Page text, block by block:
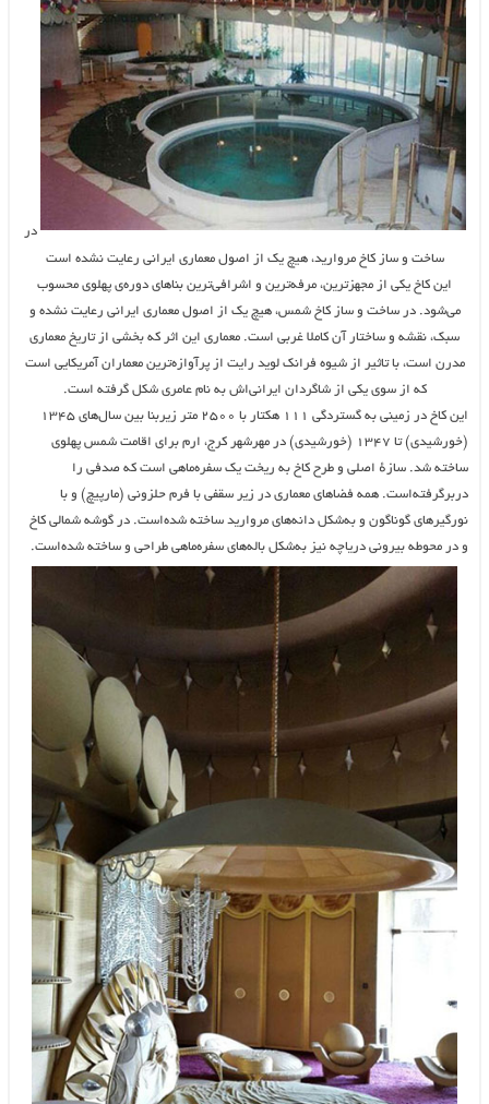
در
ساخت و ساز کاخ مروارید، هیچ یک از اصول معماری ایرانی رعایت نشده است
این کاخ یکی از مجهزترین، مرفه‌ترین و اشرافی‌ترین بناهای دوره‌ی پهلوی محسوب
می‌شود. در ساخت و ساز کاخ شمس، هیچ یک از اصول معماری ایرانی رعایت نشده و
سبک، نقشه و ساختار آن کاملا غربی است. معماری این اثر که بخشی از تاریخ معماری
مدرن است، با تاثیر از شیوه فرانک لوید رایت از پرآوازه‌ترین معماران آمریکایی است
که از سوی یکی از شاگردان ایرانی‌اش به نام عامری شکل گرفته است.
این کاخ در زمینی به گستردگی ۱۱۱ هکتار با ۲۵۰۰ متر زیربنا بین سال‌های ۱۳۴۵
(خورشیدی) تا ۱۳۴۷ (خورشیدی) در مهرشهر کرج، ارم برای اقامت شمس پهلوی
ساخته شد. سازهٔ اصلی و طرح کاخ به ریخت یک سفره‌ماهی است که صدفی را
دربرگرفته‌است. همه فضاهای معماری در زیر سقفی با فرم حلزونی (مارپیچ) و با
نورگیرهای گوناگون و به‌شکل دانه‌های مروارید ساخته شده‌است. در گوشه شمالی کاخ
و در محوطه بیرونی دریاچه نیز به‌شکل باله‌های سفره‌ماهی طراحی و ساخته شده‌است.